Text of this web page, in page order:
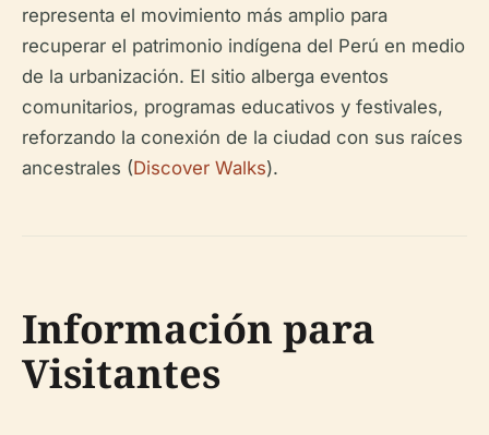
representa el movimiento más amplio para
recuperar el patrimonio indígena del Perú en medio
de la urbanización. El sitio alberga eventos
comunitarios, programas educativos y festivales,
reforzando la conexión de la ciudad con sus raíces
ancestrales (Discover Walks).
Información para
Visitantes